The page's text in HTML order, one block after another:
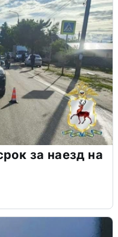
за наезд на